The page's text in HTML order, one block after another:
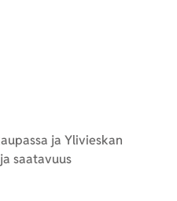
ja Ylivieskan
saatavuus